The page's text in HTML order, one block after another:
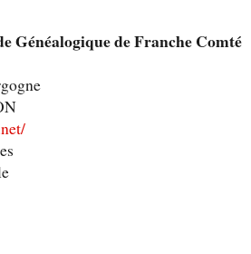
Généalogique de Franche Comté